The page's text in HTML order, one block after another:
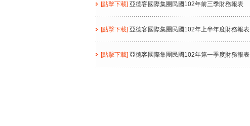
[點擊下載] 亞德客國際集團民國102年前三季財務報表
[點擊下載] 亞德客國際集團民國102年上半年度財務報表
[點擊下載] 亞德客國際集團民國102年第一季度財務報表